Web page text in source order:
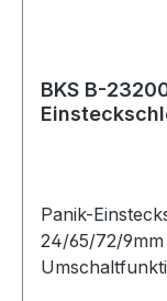
BKS B-
Panik-
24/65/72/